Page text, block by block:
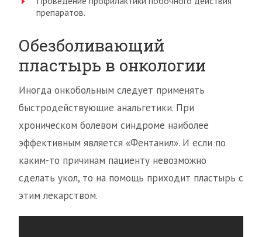
препаратов.
Обезболивающий
пластырь в онкологии
Иногда онкобольным следует применять
быстродействующие анальгетики. При
хроническом болевом синдроме наиболее
эффективным является «Фентанил». И если по
каким-то причинам пациенту невозможно
сделать укол, то на помощь приходит пластырь с
этим лекарством.